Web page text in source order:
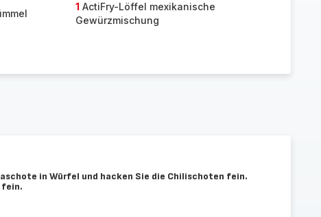
1 ActiFry-Löffel mexikanische
Gewürzmischung
in Würfel und hacken Sie die Chilischoten fein.
fein.